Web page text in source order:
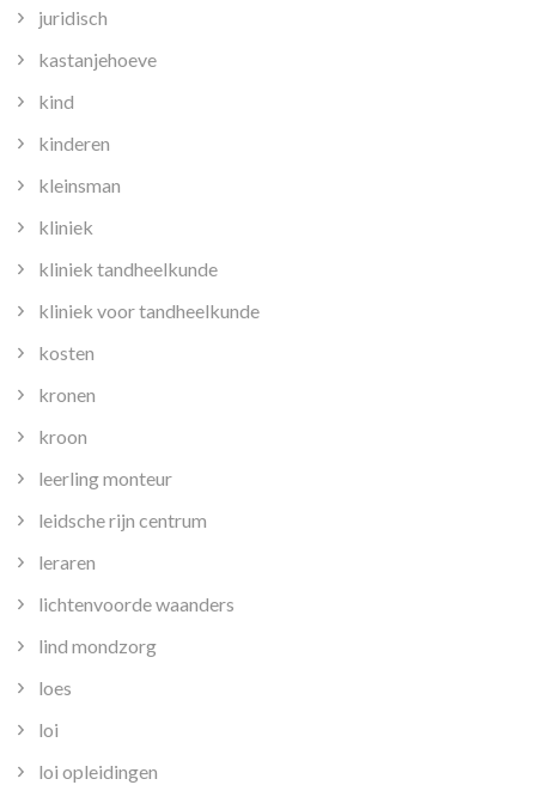
juridisch
kastanjehoeve
kind
kinderen
kleinsman
kliniek
kliniek tandheelkunde
kliniek voor tandheelkunde
kosten
kronen
kroon
leerling monteur
leidsche rijn centrum
leraren
lichtenvoorde waanders
lind mondzorg
loes
loi
loi opleidingen